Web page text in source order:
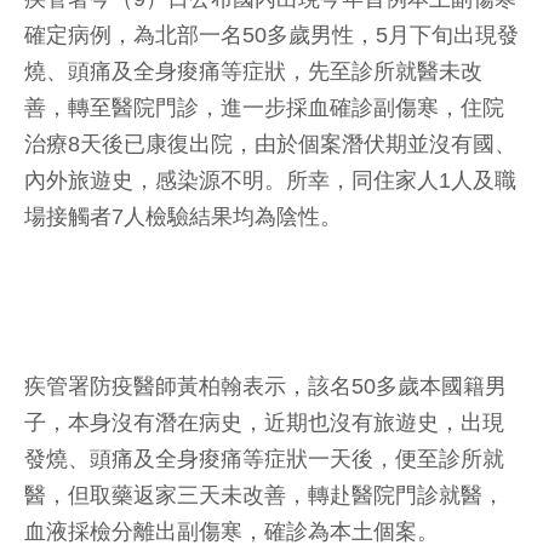
確定病例，為北部一名50多歲男性，5月下旬出現發
燒、頭痛及全身痠痛等症狀，先至診所就醫未改
善，轉至醫院門診，進一步採血確診副傷寒，住院
治療8天後已康復出院，由於個案潛伏期並沒有國、
內外旅遊史，感染源不明。所幸，同住家人1人及職
場接觸者7人檢驗結果均為陰性。
疾管署防疫醫師黃柏翰表示，該名50多歲本國籍男
子，本身沒有潛在病史，近期也沒有旅遊史，出現
發燒、頭痛及全身痠痛等症狀一天後，便至診所就
醫，但取藥返家三天未改善，轉赴醫院門診就醫，
血液採檢分離出副傷寒，確診為本土個案。